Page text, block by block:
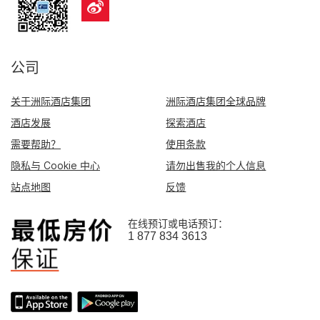
公司
关于洲际酒店集团
洲际酒店集团全球品牌
酒店发展
探索酒店
需要帮助？
使用条款
隐私与 Cookie 中心
请勿出售我的个人信息
站点地图
反馈
在线预订或电话预订：
1 877 834 3613